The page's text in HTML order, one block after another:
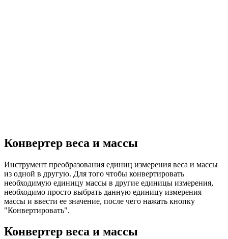
Конвертер веса и массы
Инструмент преобразования единиц измерения веса и массы
из одной в другую. Для того чтобы конвертировать
необходимую единицу массы в другие единицы измерения,
необходимо просто выбрать данную единицу измерения
массы и ввести ее значение, после чего нажать кнопку
"Конвертировать".
Конвертер веса и массы